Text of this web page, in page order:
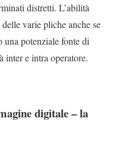
distretti. L’abilità
varie pliche anche se
una potenziale fonte di
inter e intra operatore.
digitale – la